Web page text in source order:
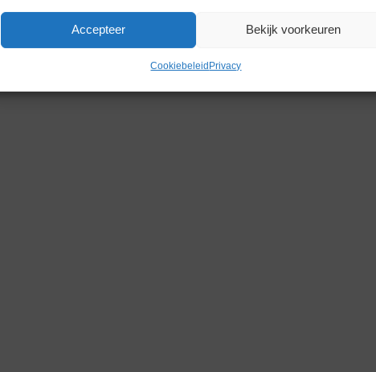
Accepteer Bekijk voorkeuren
CookiebeleidPrivacy